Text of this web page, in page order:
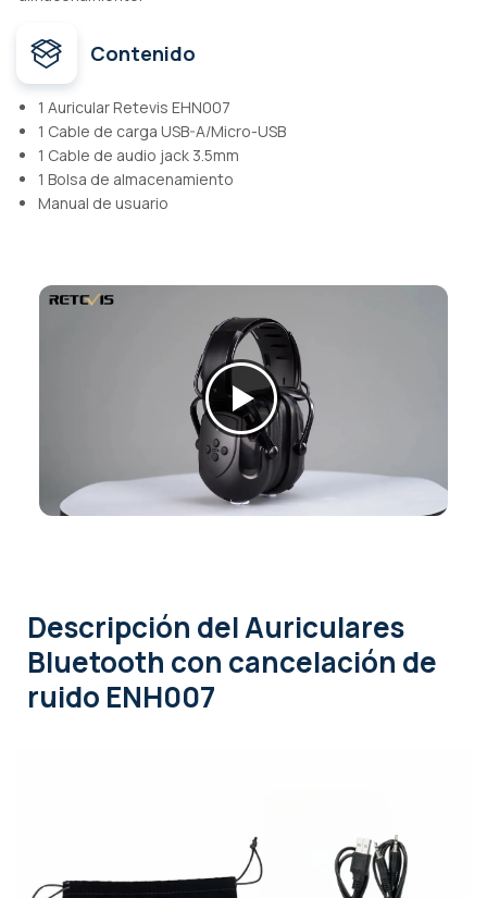
Contenido
1 Auricular Retevis EHN007
1 Cable de carga USB-A/Micro-USB
1 Cable de audio jack 3.5mm
1 Bolsa de almacenamiento
Manual de usuario
Descripción del Auriculares
Bluetooth con cancelación de
ruido ENH007